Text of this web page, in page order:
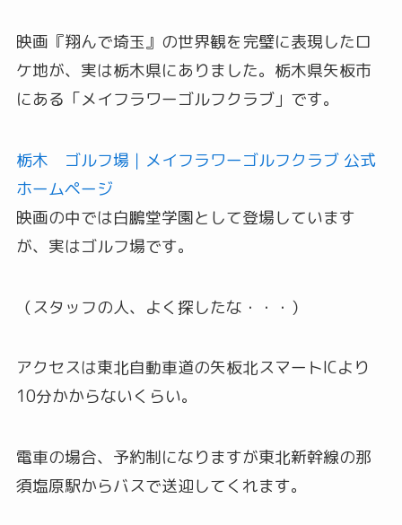
映画『翔んで埼玉』の世界観を完璧に表現したロ
ケ地が、実は栃木県にありました。栃木県矢板市
にある「メイフラワーゴルフクラブ」です。
栃木 ゴルフ場｜メイフラワーゴルフクラブ 公式
ホームページ
映画の中では白鵬堂学園として登場しています
が、実はゴルフ場です。
（スタッフの人、よく探したな・・・）
アクセスは東北自動車道の矢板北スマートICより
10分かからないくらい。
電車の場合、予約制になりますが東北新幹線の那
須塩原駅からバスで送迎してくれます。